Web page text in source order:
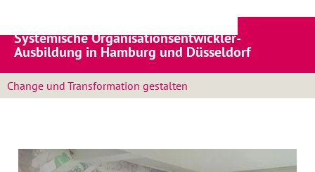
Systemische Organisationsentwickler-
Ausbildung in Hamburg und Düsseldorf
Change und Transformation gestalten